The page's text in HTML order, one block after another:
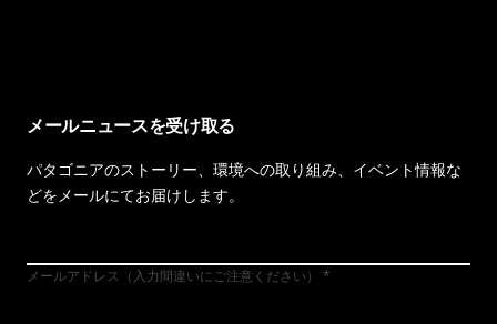
メールニュースを受け取る
パタゴニアのストーリー、環境への取り組み、イベント情報な
どをメールにてお届けします。
メールアドレス（入力間違いにご注意ください）